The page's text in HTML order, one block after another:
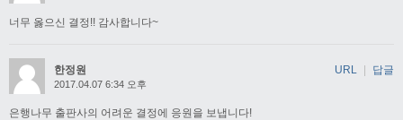
너무 옳으신 결정!! 감사합니다~
한정원
2017.04.07 6:34 오후
은행나무 출판사의 어려운 결정에 응원을 보냅니다!
URL | 답글